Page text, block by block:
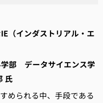
（インダストリアル・エ
部 データサイエンス学
氏
められる中、手段である